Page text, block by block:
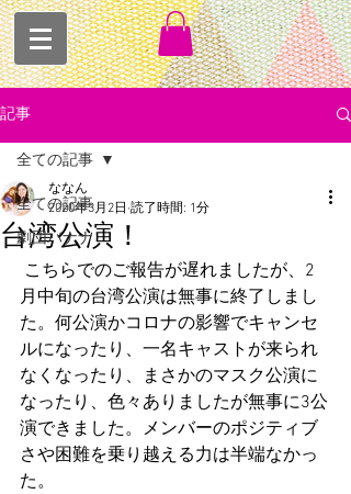
記事
全ての記事
劇団バナナ
全ての記事
台湾公演！
ななん
2020年3月2日 読了時間: 1分
月中旬の台湾公演は無事に終了しまし
た。何公演かコロナの影響でキャンセ
ルになったり、一名キャストが来られ
なくなったり、まさかのマスク公演に
なったり、色々ありましたが無事に3公
演できました。メンバーのポジティブ
さや困難を乗り越える力は半端なかっ
た。